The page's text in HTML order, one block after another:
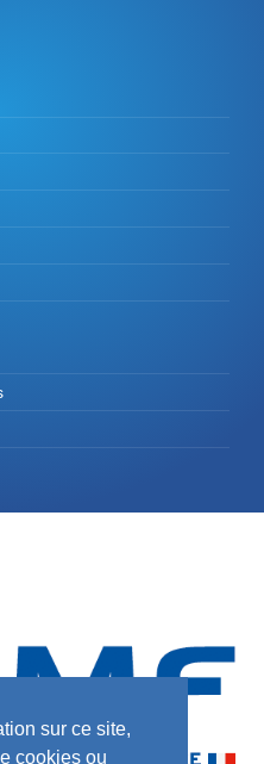
sur ce site,
cookies ou